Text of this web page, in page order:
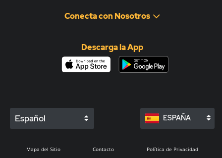
Conecta con Nosotros
Descarga la App
Español ESPAÑA
Mapa del Sitio Contacto Política de Privacidad